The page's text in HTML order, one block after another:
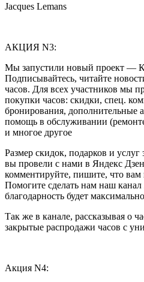
Jacques Lemans
АКЦИЯ N3:
Мы запустили новый проект —
Подписывайтесь, читайте
часов. Для всех участников мы
покупки часов: скидки, спец.
бронирования, дополнительные
помощь в обслуживании
и многое другое
Размер скидок, подарков и услуг
вы провели с нами в Яндекс
комментируйте, пишите, что вам
Помогите сделать нам наш
благодарность будет
Так же в канале, рассказывая о
закрытые распродажи часов с
Акция N4: